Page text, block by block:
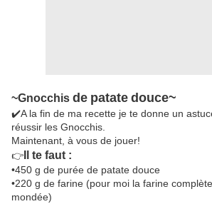
~Gnocchis de patate douce~
✔️A la fin de ma recette je te donne un
réussir les Gnocchis.
Maintenant, à vous de jouer!
👉 Il te faut :
•450 g de purée de patate douce
•220 g de farine (pour moi la farine
mondée)